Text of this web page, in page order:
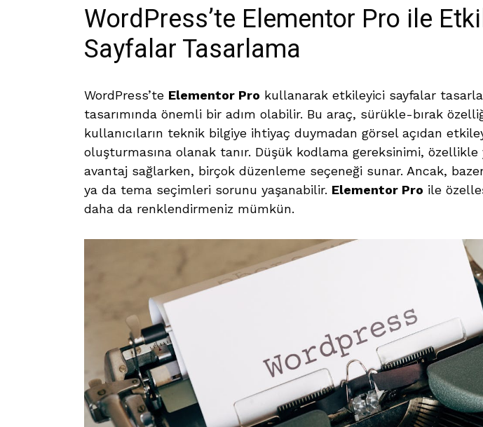
WordPress’te Elementor Pro ile
Sayfalar Tasarlama
WordPress’te Elementor Pro kullanarak etkileyici sayfalar
tasarımında önemli bir adım olabilir. Bu araç, sürükle-bırak
kullanıcıların teknik bilgiye ihtiyaç duymadan görsel açıdan
oluşturmasına olanak tanır. Düşük kodlama gereksinimi,
avantaj sağlarken, birçok düzenleme seçeneği sunar. Ancak,
ya da tema seçimleri sorunu yaşanabilir. Elementor Pro ile
daha da renklendirmeniz mümkün.